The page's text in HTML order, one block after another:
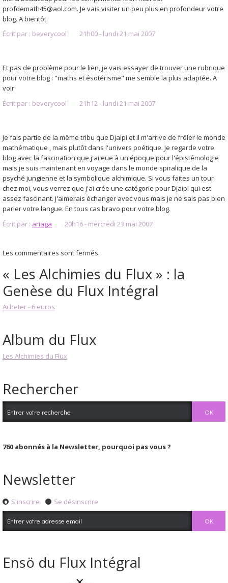
profdemath45@aol.com. Je vais visiter un peu plus en profondeur votre
blog. A bientôt.
Écrit par : beverycool 21h00- lundi 21 mai 2007
Et pas de problème pour le lien, je vais essayer de trouver une rubrique
pour votre blog : "maths et ésotérisme" me semble la plus adaptée. A
voir
Écrit par : beverycool 21h12- lundi 21 mai 2007
Je fais partie de la même tribu que Djaipi et il m'arrive de frôler le monde
mathématique , mais plutôt dans l'univers poétique. Je regarde votre
blog avec la fascination que j'ai eue à un époque pour l'épistémologie
mais je suis maintenant en voyage dans le monde spiralique de la
psyché jungienne et la symbolique alchimique. Si vous faites un tour
chez moi, vous verrez que j'ai crée une catégorie pour Djaipi qui est
assez fascinant. J'aimerais échanger avec vous mais je ne sais pas bien
parler votre langue. En tous cas bravo pour votre blog.
Écrit par : ariaga 20h16- mercredi 23 mai 2007
Les commentaires sont fermés.
« Les Alchimies du Flux » : la
Genèse du Flux Intégral
Acheter - 6 euros
Album du Flux
Les Alchimies du Flux
Rechercher
760 abonnés à la Newsletter, pourquoi pas vous ?
Newsletter
S'inscrire Se désinscrire
Ensö du Flux Intégral